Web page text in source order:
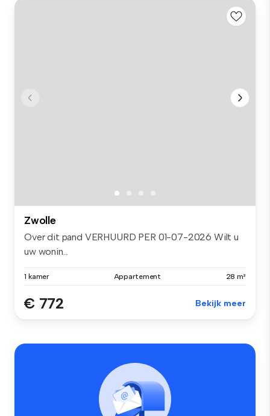
Zwolle
Over dit pand VERHUURD PER 01-07-2026 Wilt u
uw wonin...
1 kamer Appartement 28 m²
€ 772 Bekijk meer